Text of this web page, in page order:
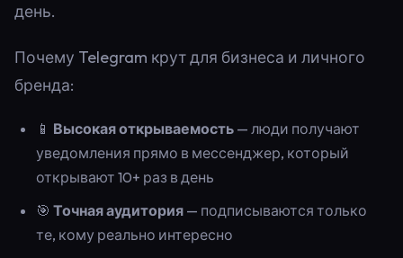
день.
Почему Telegram крут для бизнеса и личного
бренда:
📱 Высокая открываемость — люди получают
уведомления прямо в мессенджер, который
открывают 10+ раз в день
🎯 Точная аудитория — подписываются только
те, кому реально интересно